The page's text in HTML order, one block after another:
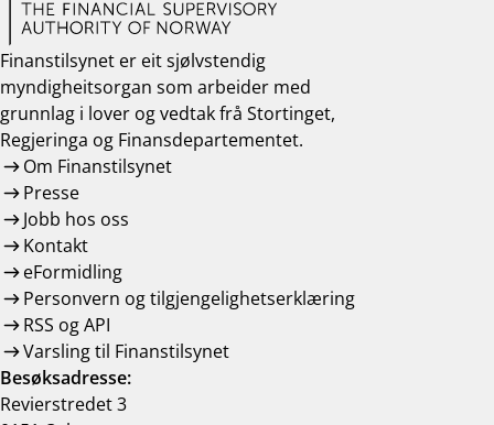
Finanstilsynet er eit sjølvstendig
myndigheitsorgan som arbeider med
grunnlag i lover og vedtak frå Stortinget,
Regjeringa og Finansdepartementet.
Om Finanstilsynet
Presse
Jobb hos oss
Kontakt
eFormidling
Personvern og tilgjengelighetserklæring
RSS og API
Varsling til Finanstilsynet
Besøksadresse:
Revierstredet 3